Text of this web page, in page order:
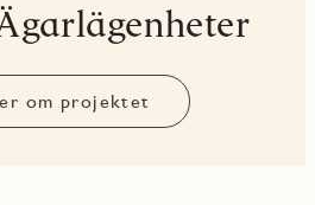
om projektet